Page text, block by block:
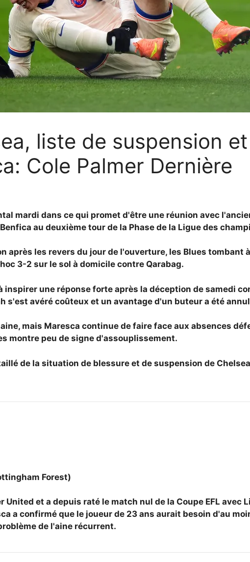
liste de suspension
Cole Palmer Dernière
mardi dans ce qui promet d'être une réunion avec
au deuxième tour de la Phase de la Ligue des
après les revers du jour de l'ouverture, les Blues tombant
3-2 sur le sol à domicile contre Qarabag.
inspirer une réponse forte après la déception de samedi
s'est avéré coûteux et un avantage d'un buteur a été
mais Maresca continue de faire face aux absences
montre peu de signe d'assouplissement.
de la situation de blessure et de suspension de
Forest)
United et a depuis raté le match nul de la Coupe EFL avec
a confirmé que le joueur de 23 ans aurait besoin d'au
de l'aine récurrent.